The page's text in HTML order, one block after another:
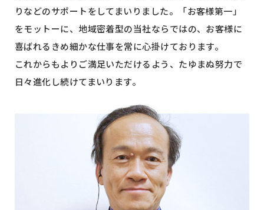
りなどのサポートをしてまいりました。「お客様第一」
をモットーに、地域密着型の当社ならではの、お客様に
喜ばれるきめ細かな仕事を常に心掛けております。
これからもよりご満足いただけるよう、たゆまぬ努力で
日々進化し続けてまいります。